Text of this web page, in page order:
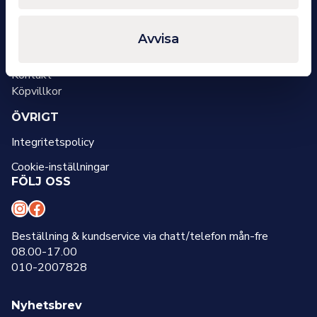
Avvisa
Kontakt
Köpvillkor
ÖVRIGT
Integritetspolicy
Cookie-inställningar
FÖLJ OSS
I
n
s
t
a
F
a
c
e
b
Beställning & kundservice via chatt/telefon mån-fre
08.00-17.00
010-2007828
Nyhetsbrev